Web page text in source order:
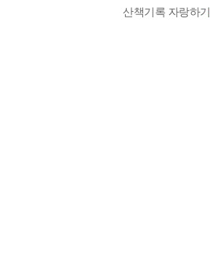
산책기록 자랑하기